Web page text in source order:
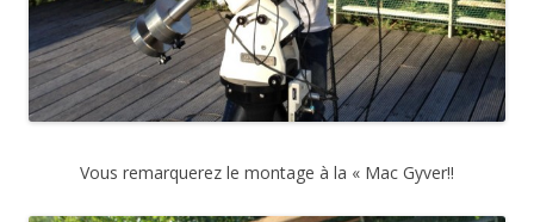
Vous remarquerez le montage à la « Mac Gyver!!